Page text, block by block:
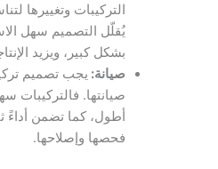
التركيبات وتغييرها
يُقلّل التصميم سهل
بشكل كبير، ويزيد
صيانة:
صيانتها. فالتركيبات
أطول، كما تضمن أداءً
فحصها وإصلاحها.